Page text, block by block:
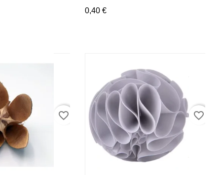
0,40 €
favorite_border favorite_border